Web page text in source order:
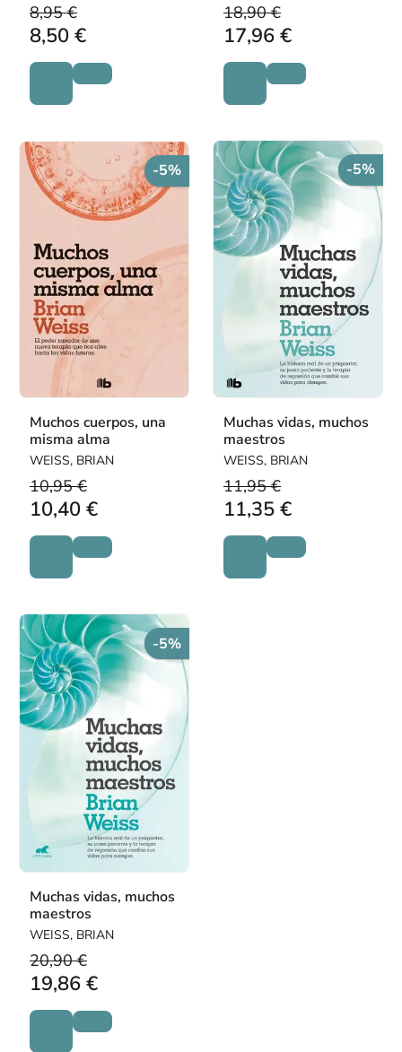
8,95 €
8,50 €
18,90 €
17,96 €
-5%
Muchos cuerpos, una
misma alma
WEISS, BRIAN
10,95 €
10,40 €
-5%
Muchas vidas, muchos
maestros
WEISS, BRIAN
11,95 €
11,35 €
-5%
Muchas vidas, muchos
maestros
WEISS, BRIAN
20,90 €
19,86 €